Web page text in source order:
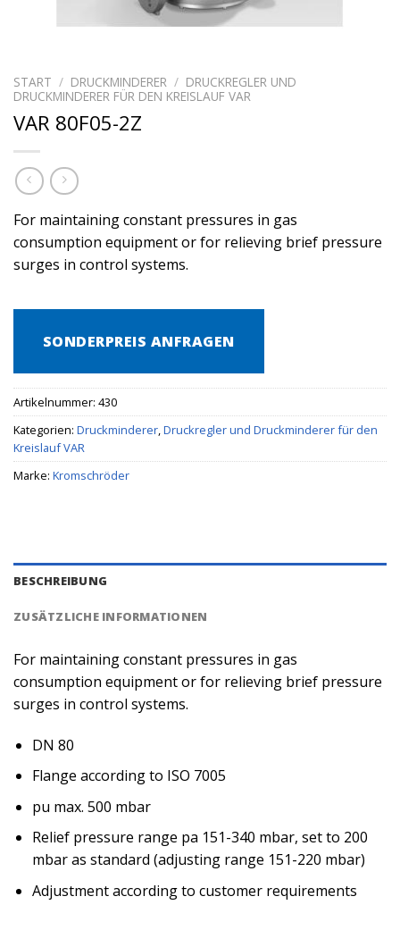
START / DRUCKMINDERER / DRUCKREGLER UND
DRUCKMINDERER FÜR DEN KREISLAUF VAR
VAR 80F05-2Z
For maintaining constant pressures in gas
consumption equipment or for relieving brief pressure
surges in control systems.
SONDERPREIS ANFRAGEN
Artikelnummer: 430
Kategorien: Druckminderer,Druckregler und Druckminderer für den
Kreislauf VAR
Marke: Kromschröder
BESCHREIBUNG
ZUSÄTZLICHE INFORMATIONEN
For maintaining constant pressures in gas
consumption equipment or for relieving brief pressure
surges in control systems.
DN 80
Flange according to ISO 7005
pu max. 500 mbar
Relief pressure range pa 151-340 mbar, set to 200
mbar as standard (adjusting range 151-220 mbar)
Adjustment according to customer requirements